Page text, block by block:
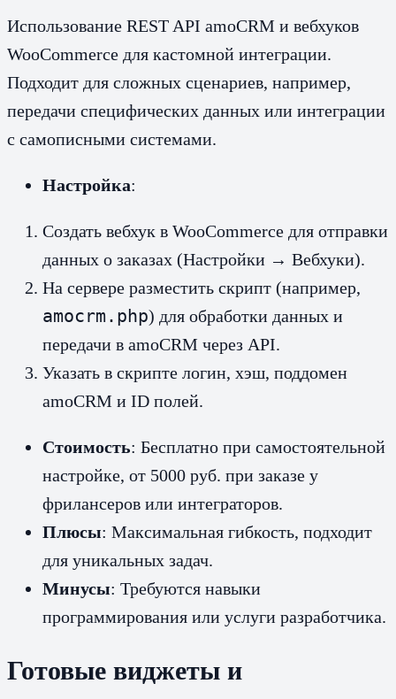
Использование REST API amoCRM и вебхуков
WooCommerce для кастомной интеграции.
Подходит для сложных сценариев, например,
передачи специфических данных или интеграции
с самописными системами.
Настройка:
Создать вебхук в WooCommerce для отправки
данных о заказах (Настройки → Вебхуки).
На сервере разместить скрипт (например,
amocrm.php) для обработки данных и
передачи в amoCRM через API.
Указать в скрипте логин, хэш, поддомен
amoCRM и ID полей.
Стоимость: Бесплатно при самостоятельной
настройке, от 5000 руб. при заказе у
фрилансеров или интеграторов.
Плюсы: Максимальная гибкость, подходит
для уникальных задач.
Минусы: Требуются навыки
программирования или услуги разработчика.
Готовые виджеты и